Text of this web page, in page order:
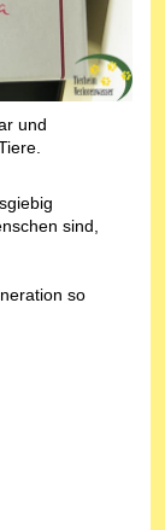
und
sind,
so